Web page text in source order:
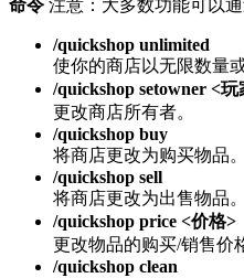
命令 注意：大多数功能可以
/quickshop unlimited
使你的商店以无限数量
/quickshop setowner <玩
更改商店所有者。
/quickshop buy
将商店更改为购买物品。
/quickshop sell
将商店更改为出售物品。
/quickshop price <价格>
更改物品的购买/销售价
/quickshop clean